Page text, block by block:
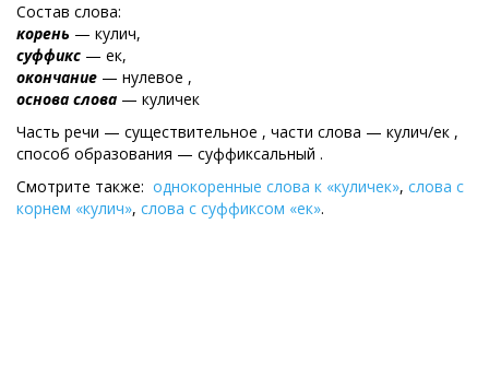
Состав слова:
корень — кулич,
суффикс — ек,
окончание — нулевое ,
основа слова — куличек
Часть речи — существительное , части слова — кулич/ек ,
cпособ образования — суффиксальный .
Смотрите также: однокоренные слова к «куличек», слова с
корнем «кулич», слова с суффиксом «ек».